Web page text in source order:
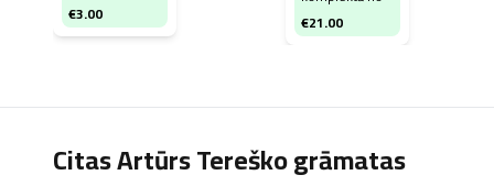
€3.00
€21.00
Citas Artūrs Tereško grāmatas